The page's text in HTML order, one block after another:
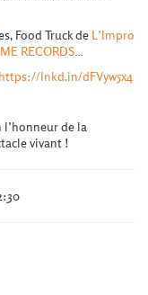
Food Truck de L’Impro
RECORDS
https://lnkd.in/dFVyw5x4
de la
vivant !